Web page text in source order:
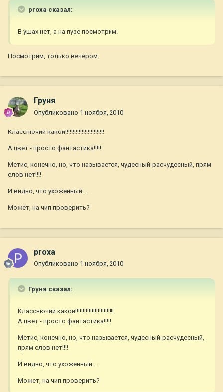
proxa сказал:
В ушах нет, а на пузе посмотрим.
Посмотрим, только вечером.
Груня
Опубликовано 1 ноября, 2010
Класснючий какой!!!!!!!!!!!!!!!!!!!!!!!!!!
А цвет - просто фантастика!!!!!
Метис, конечно, но, что называется, чудесный-расчудесный, прям
слов нет!!!!
И видно, что ухоженный....
Может, на чип проверить?
proxa
Опубликовано 1 ноября, 2010
Груня сказал:
Класснючий какой!!!!!!!!!!!!!!!!!!!!!!!!!!
А цвет - просто фантастика!!!!!
Метис, конечно, но, что называется, чудесный-расчудесный,
прям слов нет!!!!
И видно, что ухоженный....
Может, на чип проверить?